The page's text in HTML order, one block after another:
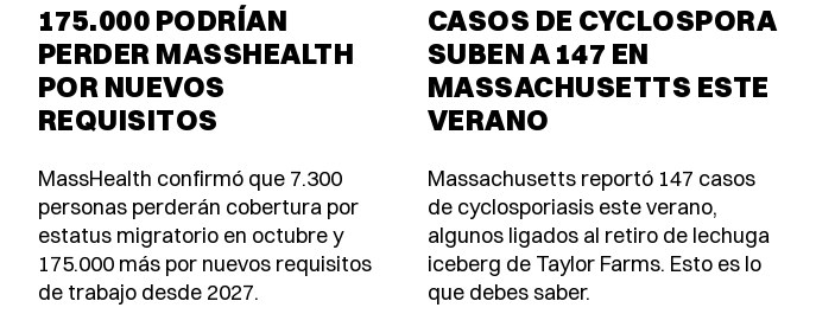
175.000 PODRÍAN
PERDER MASSHEALTH
POR NUEVOS
REQUISITOS
MassHealth confirmó que 7.300
personas perderán cobertura por
estatus migratorio en octubre y
175.000 más por nuevos requisitos
de trabajo desde 2027.
CASOS DE CYCLOSPORA
SUBEN A 147 EN
MASSACHUSETTS ESTE
VERANO
Massachusetts reportó 147 casos
de cyclosporiasis este verano,
algunos ligados al retiro de lechuga
iceberg de Taylor Farms. Esto es lo
que debes saber.